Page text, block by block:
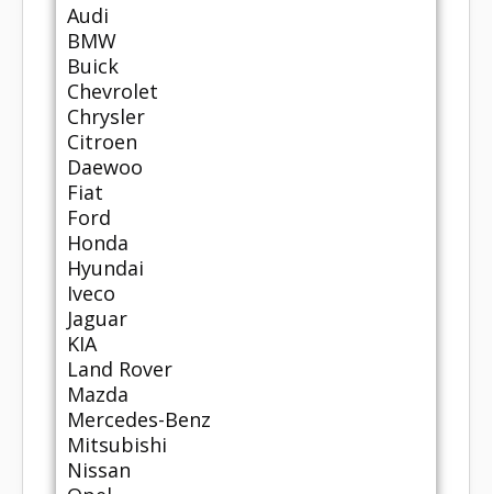
Audi
BMW
Buick
Chevrolet
Chrysler
Citroen
Daewoo
Fiat
Ford
Honda
Hyundai
Iveco
Jaguar
KIA
Land Rover
Mazda
Mercedes-Benz
Mitsubishi
Nissan